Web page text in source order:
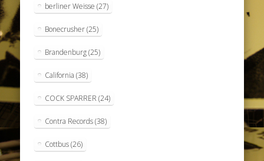
berliner Weisse (27)
Bonecrusher(25)
Brandenburg(25)
California (38)
COCK SPARRER (24)
Contra Records(38)
Cottbus(26)